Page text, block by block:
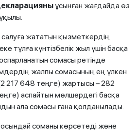
ұсынған жағдайда өз
жататын қызметкердің
тұлға күнтізбелік жыл үшін басқа
сомасы ретінде
жалпы сомасының ең үлкен
217 648 теңге) жартысы – 282
аспайтын мөлшердегі басқа
ала сомасы ғана қолданылады.
соманы көрсетеді және